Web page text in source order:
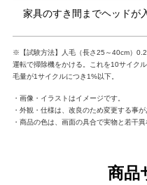
家具のすき間までヘッドが
※【試験方法】人毛（長さ25～40cm）
運転で掃除機をかける。これを10サイク
毛量が1サイクルにつき1%以下。
・画像・イラストはイメージです。
・外観・仕様は、改良のため変更する事
・商品の色は、画面の具合で実物と若干異
商品